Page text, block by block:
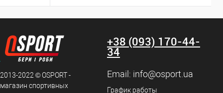
2022 © OSPORT -
спортивных
+38 (093) 170-44-
34
Email: info@osport.ua
График работы